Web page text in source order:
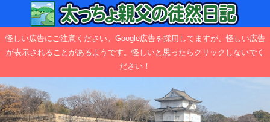
怪しい広告にご注意ください。Google広告を採用してますが、怪しい広告
が表示されることがあるようです。怪しいと思ったらクリックしないでく
ださい！